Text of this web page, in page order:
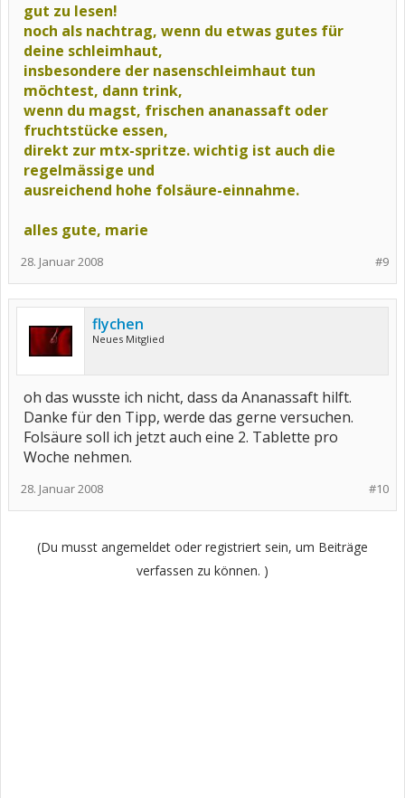
gut zu lesen!
noch als nachtrag, wenn du etwas gutes für
deine schleimhaut,
insbesondere der nasenschleimhaut tun
möchtest, dann trink,
wenn du magst, frischen ananassaft oder
fruchtstücke essen,
direkt zur mtx-spritze. wichtig ist auch die
regelmässige und
ausreichend hohe folsäure-einnahme.
alles gute, marie
#9
28. Januar 2008
flychen
Neues Mitglied
oh das wusste ich nicht, dass da Ananassaft hilft.
Danke für den Tipp, werde das gerne versuchen.
Folsäure soll ich jetzt auch eine 2. Tablette pro
Woche nehmen.
#10
28. Januar 2008
(Du musst angemeldet oder registriert sein, um Beiträge
verfassen zu können. )